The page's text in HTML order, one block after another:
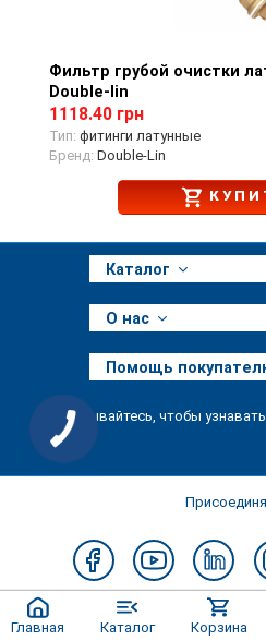
Просмотр
Фильтр грубой очистки
Double-lin
1118.40 грн
Тип: фитинги латунные
Бренд: Double-Lin
Каталог
О нас
Помощь
Подписывайтесь, чтобы
Главная Каталог Корзина